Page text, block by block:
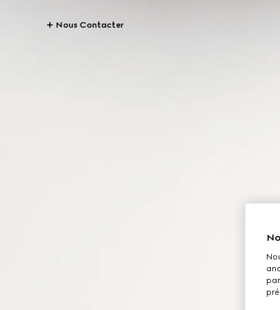
Nous Contacter